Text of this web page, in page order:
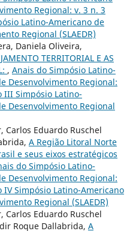
Regional: v. 3 n. 3
Latino-Americano de
Regional (SLAEDR)
Daniela Oliveira,
TERRITORIAL E AS
, Anais do Simpósio Latino-
Desenvolvimento Regional:
III Simpósio Latino-
Desenvolvimento Regional
Carlos Eduardo Ruschel
A Região Litoral Norte
e seus eixos estratégicos
do Simpósio Latino-
Desenvolvimento Regional:
IV Simpósio Latino-Americano
Regional (SLAEDR)
Carlos Eduardo Ruschel
Roque Dallabrida, A